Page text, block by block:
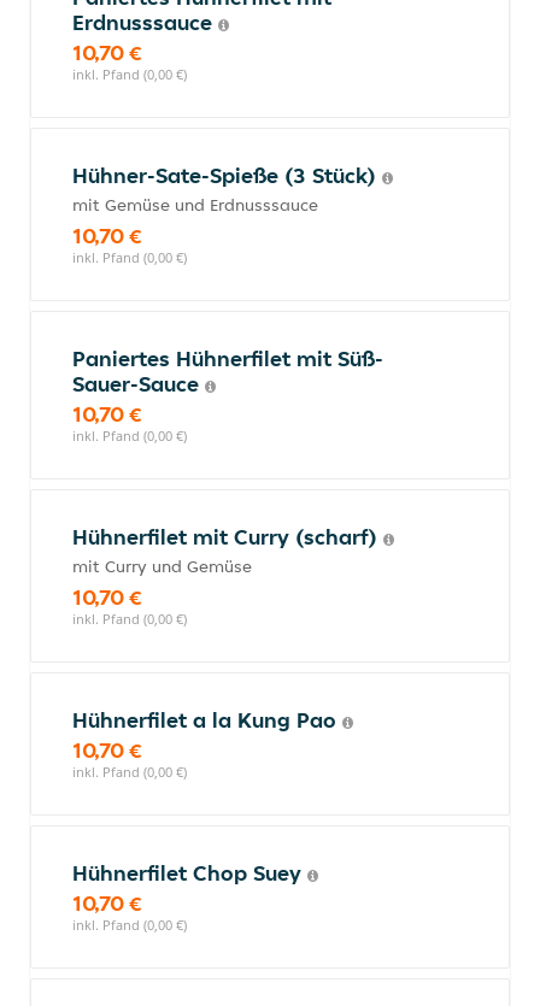
Erdnusssauce
10,70 €
inkl. Pfand (0,00 €)
Hühner-Sate-Spieße (3 Stück)
mit Gemüse und Erdnusssauce
10,70 €
inkl. Pfand (0,00 €)
Paniertes Hühnerfilet mit Süß-
Sauer-Sauce
10,70 €
inkl. Pfand (0,00 €)
Hühnerfilet mit Curry (scharf)
mit Curry und Gemüse
10,70 €
inkl. Pfand (0,00 €)
Hühnerfilet a la Kung Pao
10,70 €
inkl. Pfand (0,00 €)
Hühnerfilet Chop Suey
10,70 €
inkl. Pfand (0,00 €)